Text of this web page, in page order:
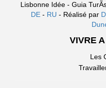
Lisbonne Idée - Guia
DE- RU - Réalisé par
VIVRE
Les